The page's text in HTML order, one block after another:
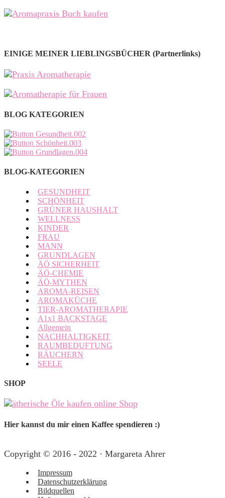
EINIGE MEINER LIEBLINGSBÜCHER (Partnerlinks)
BLOG KATEGORIEN
BLOG-KATEGORIEN
GESUNDHEIT
SCHÖNHEIT
GRÜNER HAUSHALT
WELLNESS
KINDER
FRAU
MANN
GRUNDLAGEN
ÄÖ SICHERHEIT
ÄÖ-CHEMIE
ÄÖ-MYTHEN
AROMA-REISEN
AROMAKÜCHE
TIER-AROMATHERAPIE
A1x1 BACKSTAGE
Allgemein
NACHHALTIGKEIT
RAUMBEDUFTUNG
RÄUCHERN
SEELE
SHOP
Hier kannst du mir einen Kaffee spendieren :)
Copyright © 2016 - 2022 · Margareta Ahrer
Impressum
Datenschutzerklärung
Bildquellen